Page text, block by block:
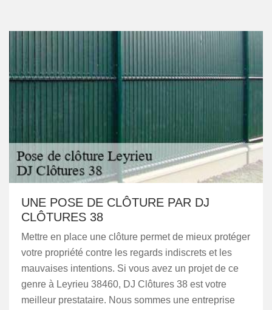
UNE POSE DE CLÔTURE PAR DJ
CLÔTURES 38
Mettre en place une clôture permet de mieux protéger
votre propriété contre les regards indiscrets et les
mauvaises intentions. Si vous avez un projet de ce
genre à Leyrieu 38460, DJ Clôtures 38 est votre
meilleur prestataire. Nous sommes une entreprise